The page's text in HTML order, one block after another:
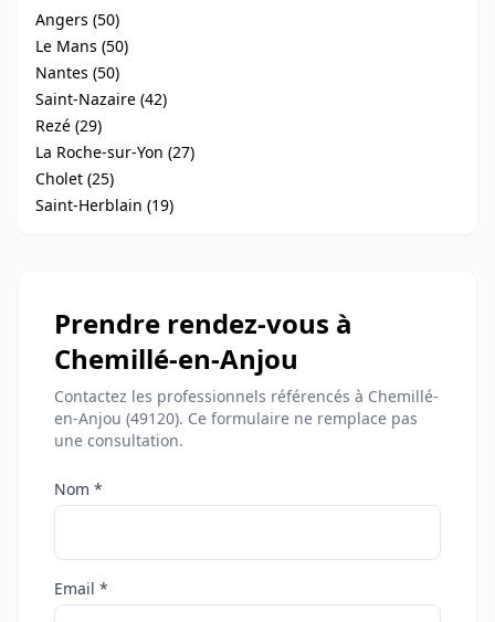
Angers (50)
Le Mans (50)
Nantes (50)
Saint-Nazaire (42)
Rezé (29)
La Roche-sur-Yon (27)
Cholet (25)
Saint-Herblain (19)
Prendre rendez-vous à
Chemillé-en-Anjou
Contactez les professionnels référencés à Chemillé-
en-Anjou (49120). Ce formulaire ne remplace pas
une consultation.
Nom *
Email *